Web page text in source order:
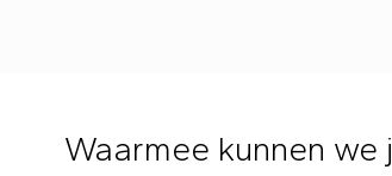
Waarmee kunnen we